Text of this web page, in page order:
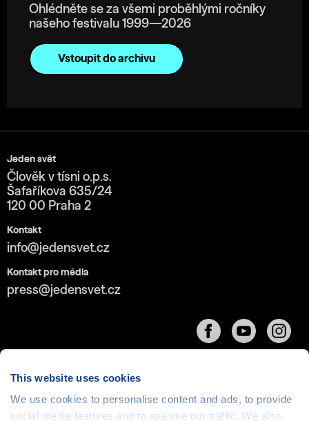
This website uses cookies
We use cookies to personalise content and ads, to provide
social media features and to analyse our traffic. We also
Ohlédněte se za všemi proběhlými ročníky
našeho festivalu 1999—2026
Vstoupit do archivu
Jeden svět
Člověk v tísni o.p.s.
Šafaříkova 635/24
120 00 Praha 2
Kontakt
info@jedensvet.cz
Kontakt pro média
press@jedensvet.cz
Cookies| © 1999-2026 Člověk v tísni o.p.s., web běží